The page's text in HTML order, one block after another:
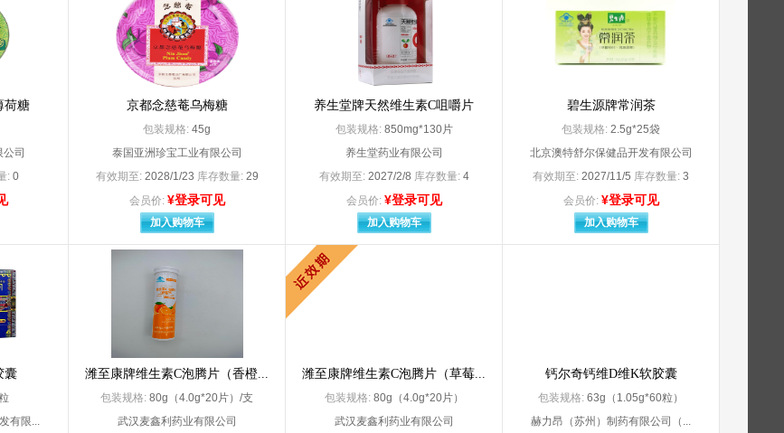
HISAMITSU PHARMACEUTICAL CO.，INC.，Tosu plant HISAMITSU PHARMACEUTICAL CO.，INC.，Tosu plant
IPR PHARMACEUTICALS INCORPORAT
Internationalc Johnson Johnson Internationalc
JohnsonJohnsonInternationalc/
Factor Kremers Urban Pharmaceuticals Lnc.
Laboratoires.GALDERMA
LES LABORATOIRES SERVIER INDUSTRIE Lilly del Caribe .Inc.
Losan Pharma GmbH
Merck Sharp Dohme B.V
Merck KGaA
Merck KGaA（默克制药（江苏）有限公司分装） Merck Sharp & Dohme Limited（杭州
Merck Sharp & Dohme Limited（杭州默沙东制药有限公司分装）
Dohme Ltd Merck Sharp Dohme Ltd.生产（杭州默沙东制药有限公司分包装）
Mobilat Produktions GmbH
Health SA Novartis Singapore Pharmaceutical Manufacturing Private.Ltd（北京诺华制药有限公司分装）
Novartis Singapore Pharmaceutical Manufacturing Private.Ltd（北京诺华制药有限公司分装）
Novartis Singapore Pharmaceutical Manufacturing Private.Ltd（北京诺华制药有限公司分装） Novartis Singapore Pharmaceutical Manufacturing Private.Ltd（北京诺华制药有限公司分装）
Novo Nordisk A/S
Novo Nordisk A/S（分包装：诺和诺德（中国）制药有限公司 Noyartis Consumer Haslth Schwe
OKAMOTO INDUSTRIES INC（深圳市万生堂实
Ireland） Ltd.（爱尔兰） Pfizer Italia Srl
Pfizer Manufacturing Belgium HV
PRODUITS DENTAIRES PIERRE ROLL PTI Royston LLC美国（总经销葛兰素史克日用保健品（中国）有限公司
RECIPHARM FONTAINE
S.A.ALcon-Couvreur N.V
Industrie（赛诺菲（ Sanofi Winthrop Industrie（赛诺菲（
Labo N.V Senju Pharmaceutical
SPIDENT Co.Ltd.
STADA Consumer Deutschland GmbH
TG MEDICAL SDN. BHD（代理人：苏州顶佳汇医 TG MEDICAL SDN. BHD（代理人：苏州顶佳汇医
TG MEDICAL SDN.BHD（苏州顶佳汇医疗器械有限
有限公司
艾康生物技术（杭州）有限公司
卿药业有限公司 安徽贝克生物制药有限公司
安徽长江药业有限公司（原：芜湖康奇制药有限公司
荷糖
司
: 0
京都念慈菴乌梅糖
包装规格: 45g
泰国亚洲珍宝工业有限公司
有效期至: 2028/1/23 库存数量: 29
会员价: ¥登录可见
加入购物车
养生堂牌天然维生素C咀嚼片
包装规格: 850mg*130片
养生堂药业有限公司
有效期至: 2027/2/8 库存数量: 4
会员价: ¥登录可见
加入购物车
碧生源牌常润茶
包装规格: 2.5g*25袋
北京澳特舒尔保健品开发有限公司
有效期至: 2027/11/5 库存数量: 3
会员价: ¥登录可见
加入购物车
囊
有限...
潍至康牌维生素C泡腾片（香橙...
包装规格: 80g（4.0g*20片）/支
武汉麦鑫利药业有限公司
潍至康牌维生素C泡腾片（草莓...
包装规格: 80g（4.0g*20片）
武汉麦鑫利药业有限公司
钙尔奇钙维D维K软胶囊
包装规格: 63g（1.05g*60粒）
赫力昂（苏州）制药有限公司（...